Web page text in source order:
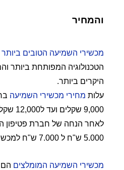
והמחיר
מכשירי השמיעה הטובים ביותר
הטכנולוגיה המפותחת ביותר
היקרים ביותר.
עלות מחירי מכשירי השמיעה
9,000 שקלים ועד ל12,000 שקלים למכשיר אחד.
לאחר הנחה של חברת פטיפון
5.000 ש"ח ל 7.000 ש"ח למכשיר.
מכשירי השמיעה המומלצים הם